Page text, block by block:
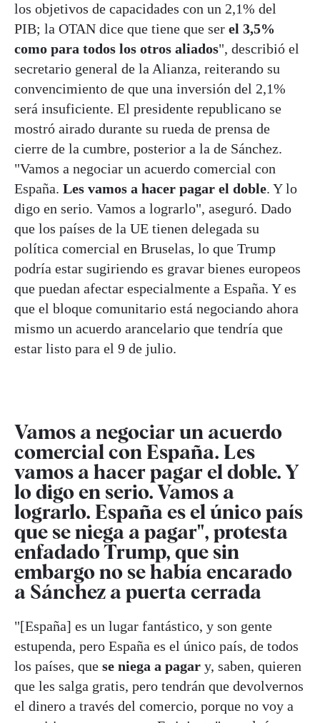
los objetivos de capacidades con un 2,1% del
PIB; la OTAN dice que tiene que ser el 3,5%
como para todos los otros aliados", describió el
secretario general de la Alianza, reiterando su
convencimiento de que una inversión del 2,1%
será insuficiente. El presidente republicano se
mostró airado durante su rueda de prensa de
cierre de la cumbre, posterior a la de Sánchez.
"Vamos a negociar un acuerdo comercial con
España. Les vamos a hacer pagar el doble. Y lo
digo en serio. Vamos a lograrlo", aseguró. Dado
que los países de la UE tienen delegada su
política comercial en Bruselas, lo que Trump
podría estar sugiriendo es gravar bienes europeos
que puedan afectar especialmente a España. Y es
que el bloque comunitario está negociando ahora
mismo un acuerdo arancelario que tendría que
estar listo para el 9 de julio.
Vamos a negociar un acuerdo
comercial con España. Les
vamos a hacer pagar el doble. Y
lo digo en serio. Vamos a
lograrlo. España es el único país
que se niega a pagar", protesta
enfadado Trump, que sin
embargo no se había encarado
a Sánchez a puerta cerrada
"[España] es un lugar fantástico, y son gente
estupenda, pero España es el único país, de todos
los países, que se niega a pagar y, saben, quieren
que les salga gratis, pero tendrán que devolvernos
el dinero a través del comercio, porque no voy a